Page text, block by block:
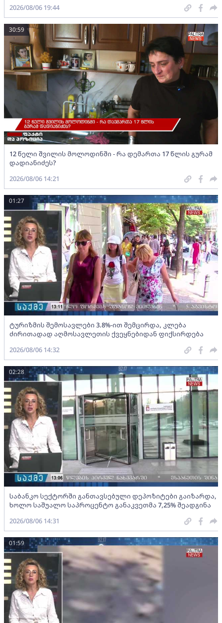
2026/08/06 19:44
12 წელი შვილის მოლოდინში - რა დემართა 17 წლის გურამ
დადიანიძეს?
30:59
2026/08/06 14:21
ტურიზმის შემოსავლები 3.8%-ით შემცირდა, კლება
ძირითადად აღმოსავლეთის ქვეყნებიდან ფიქსირდება
01:27
2026/08/06 14:32
საბანკო სექტორში განთავსებული დეპოზიტები გაიზარდა,
ხოლო საშუალო საპროცენტო განაკვეთმა 7,25% შეადგინა
02:28
2026/08/06 14:31
01:59